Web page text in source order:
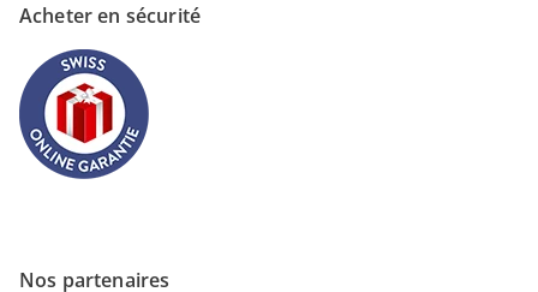
Acheter en sécurité
Nos partenaires